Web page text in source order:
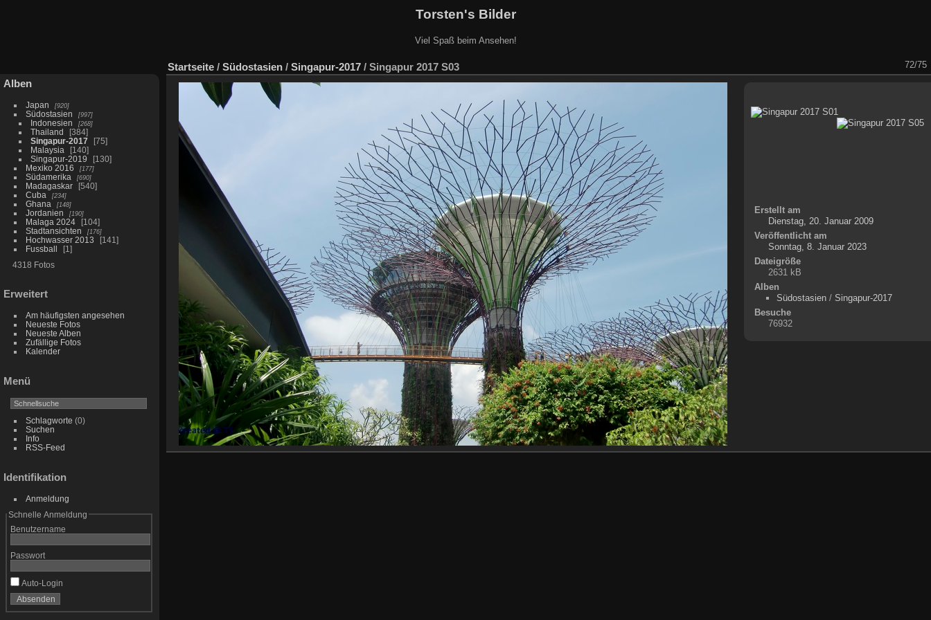
Torsten's Bilder
Viel Spaß beim Ansehen!
Alben
Japan 920
Südostasien 997
Indonesien 268
Thailand
384
Singapur-2017
75
Malaysia
140
Singapur-2019
130
Mexiko 2016
177
Südamerika 690
Madagaskar
540
Cuba
234
Ghana 148
Jordanien 190
Malaga 2024
104
Stadtansichten
176
Hochwasser 2013
141
Fussball
1
4318 Fotos
Erweitert
Am häufigsten angesehen
Neueste Fotos
Neueste Alben
Zufällige Fotos
Kalender
Menü
Schlagworte (0)
Suchen
Info
RSS-Feed
Identifikation
Anmeldung
Schnelle Anmeldung
Benutzername
Passwort
Auto-Login
Startseite / Südostasien / Singapur-2017 / Singapur 2017 S03 72/75
Erstellt am
Dienstag, 20. Januar 2009
Veröffentlicht am
Sonntag, 8. Januar 2023
Dateigröße
2631 kB
Alben
Südostasien /Singapur-2017
Besuche
76932